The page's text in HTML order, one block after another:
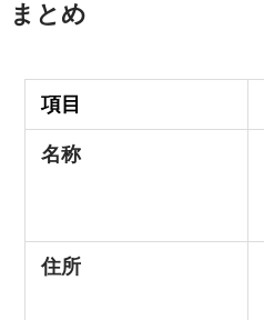
まとめ
項目
名称
住所